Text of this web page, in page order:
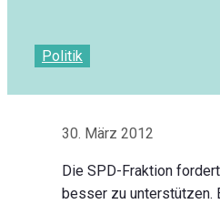
Politik
30. März 2012
Die SPD-Fraktion
besser zu unterstützen.